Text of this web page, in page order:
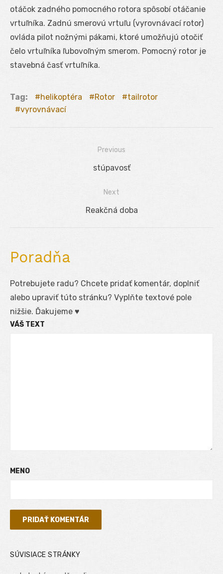
otáčok zadného pomocného rotora spôsobí otáčanie
vrtuľníka. Zadnú smerovú vrtuľu (vyrovnávací rotor)
ovláda pilot nožnými pákami, ktoré umožňujú otočiť
čelo vrtuľníka ľubovoľným smerom. Pomocný rotor je
stavebná časť vrtuľníka.
Tag: helikoptéra Rotor
tailrotor
vyrovnávací
Previous
Previous
stúpavosť
Next
Next
Reakčná doba
Poradňa
Potrebujete radu? Chcete pridať komentár, doplniť
alebo upraviť túto stránku? Vyplňte textové pole
nižšie. Ďakujeme ♥
VÁŠ TEXT
MENO
SÚVISIACE STRÁNKY